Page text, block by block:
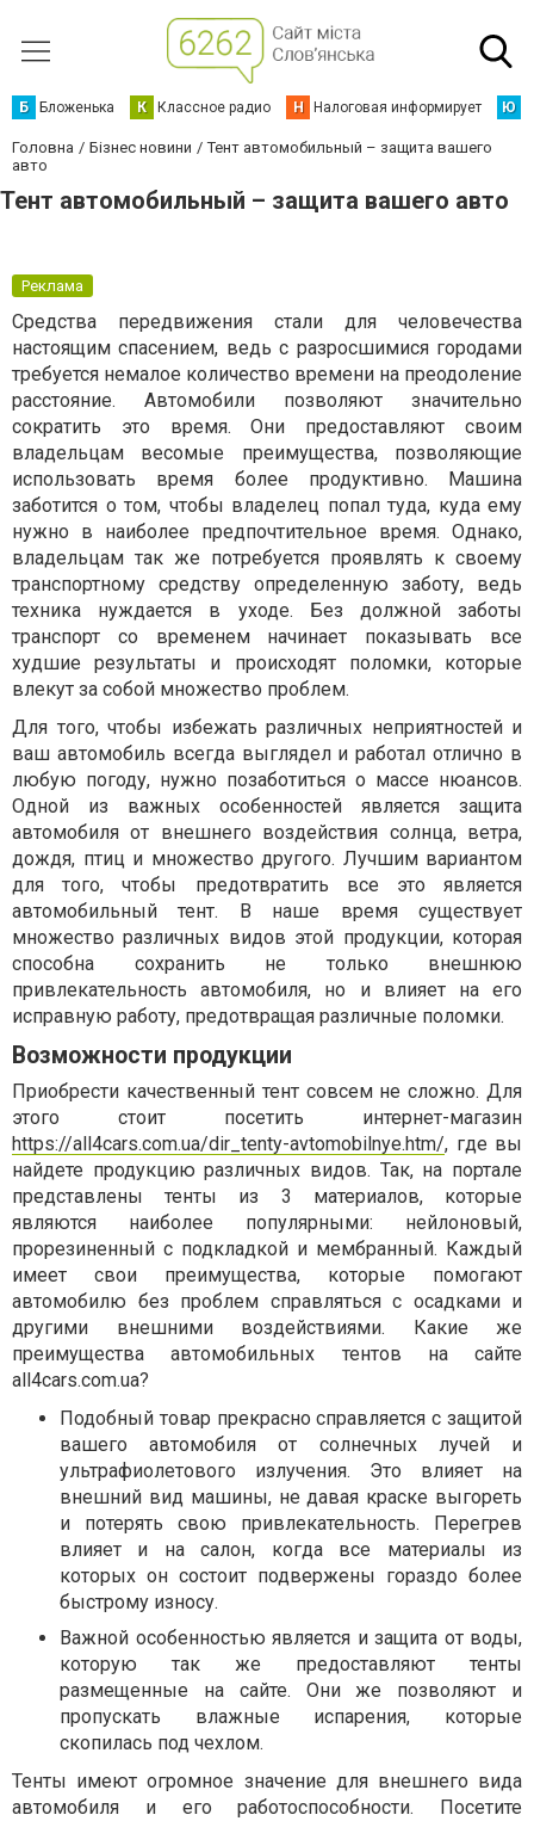
Б Бложенька К Классное радио Н Налоговая информирует Ю
Головна Бізнес новини
Тент автомобильный – защита вашего
авто
Тент автомобильный – защита вашего авто
Реклама
Средства передвижения стали для человечества
настоящим спасением, ведь с разросшимися городами
требуется немалое количество времени на преодоление
расстояние. Автомобили позволяют значительно
сократить это время. Они предоставляют своим
владельцам весомые преимущества, позволяющие
использовать время более продуктивно. Машина
заботится о том, чтобы владелец попал туда, куда ему
нужно в наиболее предпочтительное время. Однако,
владельцам так же потребуется проявлять к своему
транспортному средству определенную заботу, ведь
техника нуждается в уходе. Без должной заботы
транспорт со временем начинает показывать все
худшие результаты и происходят поломки, которые
влекут за собой множество проблем.
Для того, чтобы избежать различных неприятностей и
ваш автомобиль всегда выглядел и работал отлично в
любую погоду, нужно позаботиться о массе нюансов.
Одной из важных особенностей является защита
автомобиля от внешнего воздействия солнца, ветра,
дождя, птиц и множество другого. Лучшим вариантом
для того, чтобы предотвратить все это является
автомобильный тент. В наше время существует
множество различных видов этой продукции, которая
способна сохранить не только внешнюю
привлекательность автомобиля, но и влияет на его
исправную работу, предотвращая различные поломки.
Возможности продукции
Приобрести качественный тент совсем не сложно. Для
этого стоит посетить интернет-магазин
https://all4cars.com.ua/dir_tenty-avtomobilnye.htm/, где вы
найдете продукцию различных видов. Так, на портале
представлены тенты из 3 материалов, которые
являются наиболее популярными: нейлоновый,
прорезиненный с подкладкой и мембранный. Каждый
имеет свои преимущества, которые помогают
автомобилю без проблем справляться с осадками и
другими внешними воздействиями. Какие же
преимущества автомобильных тентов на сайте
all4cars.com.ua?
Подобный товар прекрасно справляется с защитой
вашего автомобиля от солнечных лучей и
ультрафиолетового излучения. Это влияет на
внешний вид машины, не давая краске выгореть
и потерять свою привлекательность. Перегрев
влияет и на салон, когда все материалы из
которых он состоит подвержены гораздо более
быстрому износу.
Важной особенностью является и защита от воды,
которую так же предоставляют тенты
размещенные на сайте. Они же позволяют и
пропускать влажные испарения, которые
скопилась под чехлом.
Тенты имеют огромное значение для внешнего вида
автомобиля и его работоспособности. Посетите